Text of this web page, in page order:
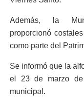
Además, la
proporcionó
como parte del
Se informó que la
el 23 de marzo
municipal.